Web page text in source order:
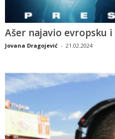
Ašer najavio evropsku
Jovana Dragojević - 21.02.2024